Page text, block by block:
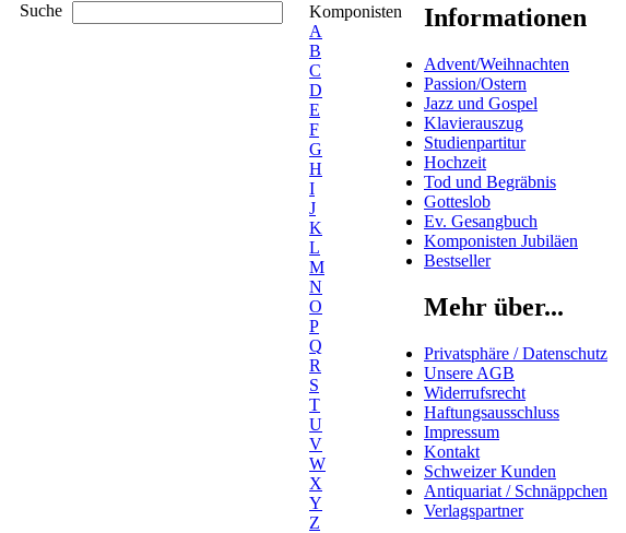
Suche
Komponisten
A
B
C
D
E
F
G
H
I
J
K
L
M
N
O
P
Q
R
S
T
U
V
W
X
Y
Z
Informationen
Advent/Weihnachten
Passion/Ostern
Jazz und Gospel
Klavierauszug
Studienpartitur
Hochzeit
Tod und Begräbnis
Gotteslob
Ev. Gesangbuch
Komponisten Jubiläen
Bestseller
Mehr über...
Privatsphäre / Datenschutz
Unsere AGB
Widerrufsrecht
Haftungsausschluss
Impressum
Kontakt
Schweizer Kunden
Antiquariat / Schnäppchen
Verlagspartner